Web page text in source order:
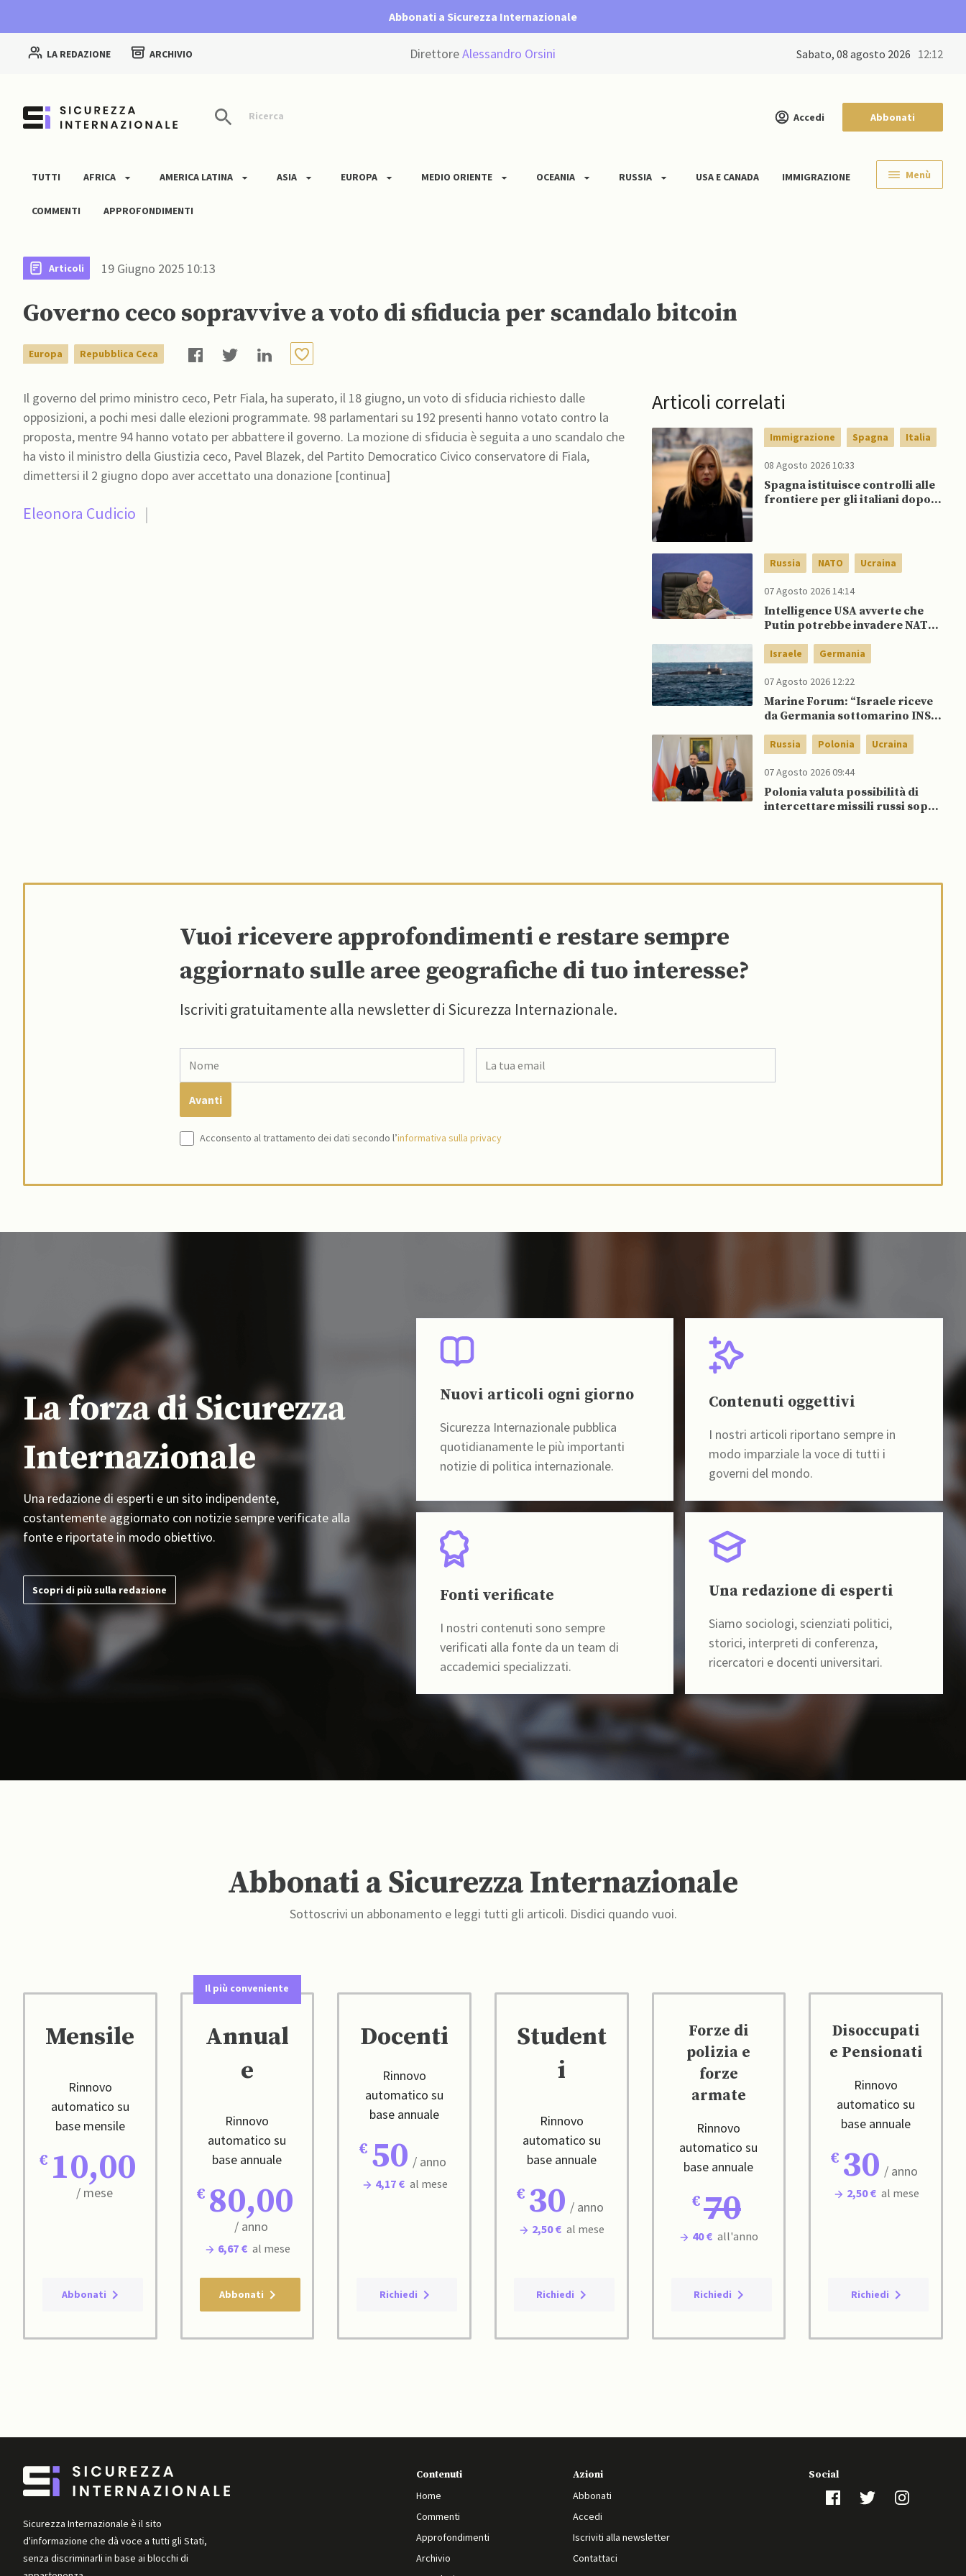
Abbonati a Sicurezza Internazionale
LA REDAZIONE ARCHIVIO DirettoreAlessandro Orsini sabato, 08 agosto 2026 12:12
Ricerca Accedi Abbonati
TUTTI AFRICA AMERICA LATINA ASIA EUROPA MEDIO ORIENTE OCEANIA RUSSIA USA E CANADA IMMIGRAZIONE
COMMENTI APPROFONDIMENTI
Menù
Articoli 19 Giugno 2025 10:13
Governo ceco sopravvive a voto di sfiducia per scandalo bitcoin
Europa Repubblica Ceca
Il governo del primo ministro ceco, Petr Fiala, ha superato, il 18 giugno, un voto di sfiducia richiesto dalle
opposizioni, a pochi mesi dalle elezioni programmate. 98 parlamentari su 192 presenti hanno votato contro la
proposta, mentre 94 hanno votato per abbattere il governo. La mozione di sfiducia è seguita a uno scandalo che
ha visto il ministro della Giustizia ceco, Pavel Blazek, del Partito Democratico Civico conservatore di Fiala,
dimettersi il 2 giugno dopo aver accettato una donazione [continua]
Eleonora Cudicio |
Articoli correlati
Immigrazione Spagna Italia
08 Agosto 2026 10:33
Spagna istituisce controlli alle
frontiere per gli italiani dopo
Russia NATO Ucraina
07 Agosto 2026 14:14
Intelligence USA avverte che
Putin potrebbe invadere NATO
Ucraina
Israele Germania
07 Agosto 2026 12:22
Marine Forum: “Israele riceve
da Germania sottomarino INS
Russia Polonia Ucraina
07 Agosto 2026 09:44
Polonia valuta possibilità di
intercettare missili russi sopra
Vuoi ricevere approfondimenti e restare sempre
aggiornato sulle aree geografiche di tuo interesse?
Iscriviti gratuitamente alla newsletter di Sicurezza Internazionale.
Acconsento al trattamento dei dati secondo l’informativa sulla privacy
La forza di Sicurezza
Internazionale
Una redazione di esperti e un sito indipendente,
costantemente aggiornato con notizie sempre verificate alla
fonte e riportate in modo obiettivo.
Scopri di più sulla redazione
Nuovi articoli ogni giorno
Sicurezza Internazionale pubblica
quotidianamente le più importanti
notizie di politica internazionale.
Contenuti oggettivi
I nostri articoli riportano sempre in
modo imparziale la voce di tutti i
governi del mondo.
Fonti verificate
I nostri contenuti sono sempre
verificati alla fonte da un team di
accademici specializzati.
Una redazione di esperti
Siamo sociologi, scienziati politici,
storici, interpreti di conferenza,
ricercatori e docenti universitari.
Abbonati a Sicurezza Internazionale
Sottoscrivi un abbonamento e leggi tutti gli articoli. Disdici quando vuoi.
Mensile
Rinnovo
automatico su
base mensile
10,00
/ mese
Abbonati
Il più conveniente
Annual
e
Rinnovo
automatico su
base annuale
80,00
/ anno
6,67 € al mese
Abbonati
Docenti
Rinnovo
automatico su
base annuale
50 / anno
4,17 € al mese
Richiedi
Student
i
Rinnovo
automatico su
base annuale
30 / anno
2,50 € al mese
Richiedi
Forze di
polizia e
forze
armate
Rinnovo
automatico su
base annuale
70
40 € all'anno
Richiedi
Disoccupati
e Pensionati
Rinnovo
automatico su
base annuale
30 / anno
2,50 € al mese
Richiedi
Sicurezza Internazionale è il sito
d'informazione che dà voce a tutti gli Stati,
senza discriminarli in base ai blocchi di
Contenuti
Home
Commenti
Approfondimenti
Archivio
Azioni
Abbonati
Accedi
Iscriviti alla newsletter
Contattaci
Social